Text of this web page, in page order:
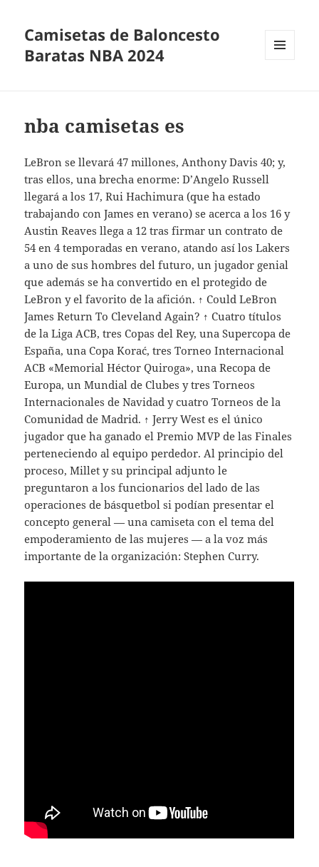
Camisetas de Baloncesto
Baratas NBA 2024
nba camisetas es
LeBron se llevará 47 millones, Anthony Davis 40; y,
tras ellos, una brecha enorme: D’Angelo Russell
llegará a los 17, Rui Hachimura (que ha estado
trabajando con James en verano) se acerca a los 16 y
Austin Reaves llega a 12 tras firmar un contrato de
54 en 4 temporadas en verano, atando así los Lakers
a uno de sus hombres del futuro, un jugador genial
que además se ha convertido en el protegido de
LeBron y el favorito de la afición. ↑ Could LeBron
James Return To Cleveland Again? ↑ Cuatro títulos
de la Liga ACB, tres Copas del Rey, una Supercopa de
España, una Copa Korać, tres Torneo Internacional
ACB «Memorial Héctor Quiroga», una Recopa de
Europa, un Mundial de Clubes y tres Torneos
Internacionales de Navidad y cuatro Torneos de la
Comunidad de Madrid. ↑ Jerry West es el único
jugador que ha ganado el Premio MVP de las Finales
perteneciendo al equipo perdedor. Al principio del
proceso, Millet y su principal adjunto le
preguntaron a los funcionarios del lado de las
operaciones de básquetbol si podían presentar el
concepto general — una camiseta con el tema del
empoderamiento de las mujeres — a la voz más
importante de la organización: Stephen Curry.